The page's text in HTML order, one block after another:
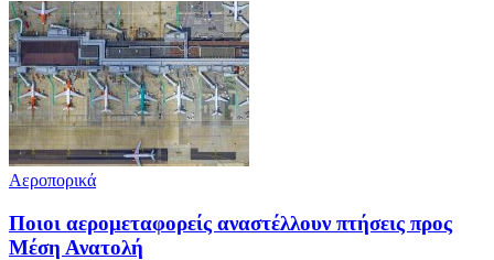
Αεροπορικά
Ποιοι αερομεταφορείς αναστέλλουν πτήσεις προς
Μέση Ανατολή